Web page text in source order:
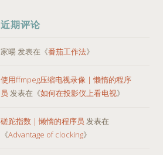
近期评论
家暘发表在《番茄工作法》
使用ffmpeg压缩电视录像 | 懒惰的程序
员 发表在《如何在投影仪上看电视》
磋跎指数 | 懒惰的程序员 发表在
《Advantage of clocking》